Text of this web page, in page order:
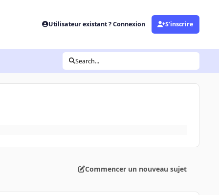
Utilisateur existant ? Connexion S’inscrire
Search...
Commencer un nouveau sujet